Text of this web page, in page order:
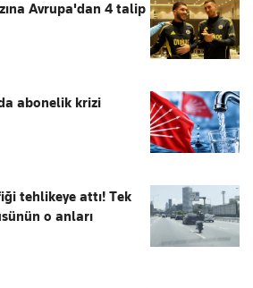
Avrupa'dan 4 talip
abonelik krizi
tehlikeye attı! Tek
o anları